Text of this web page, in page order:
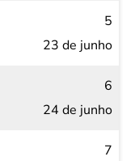
5
23 de junho
6
24 de junho
7